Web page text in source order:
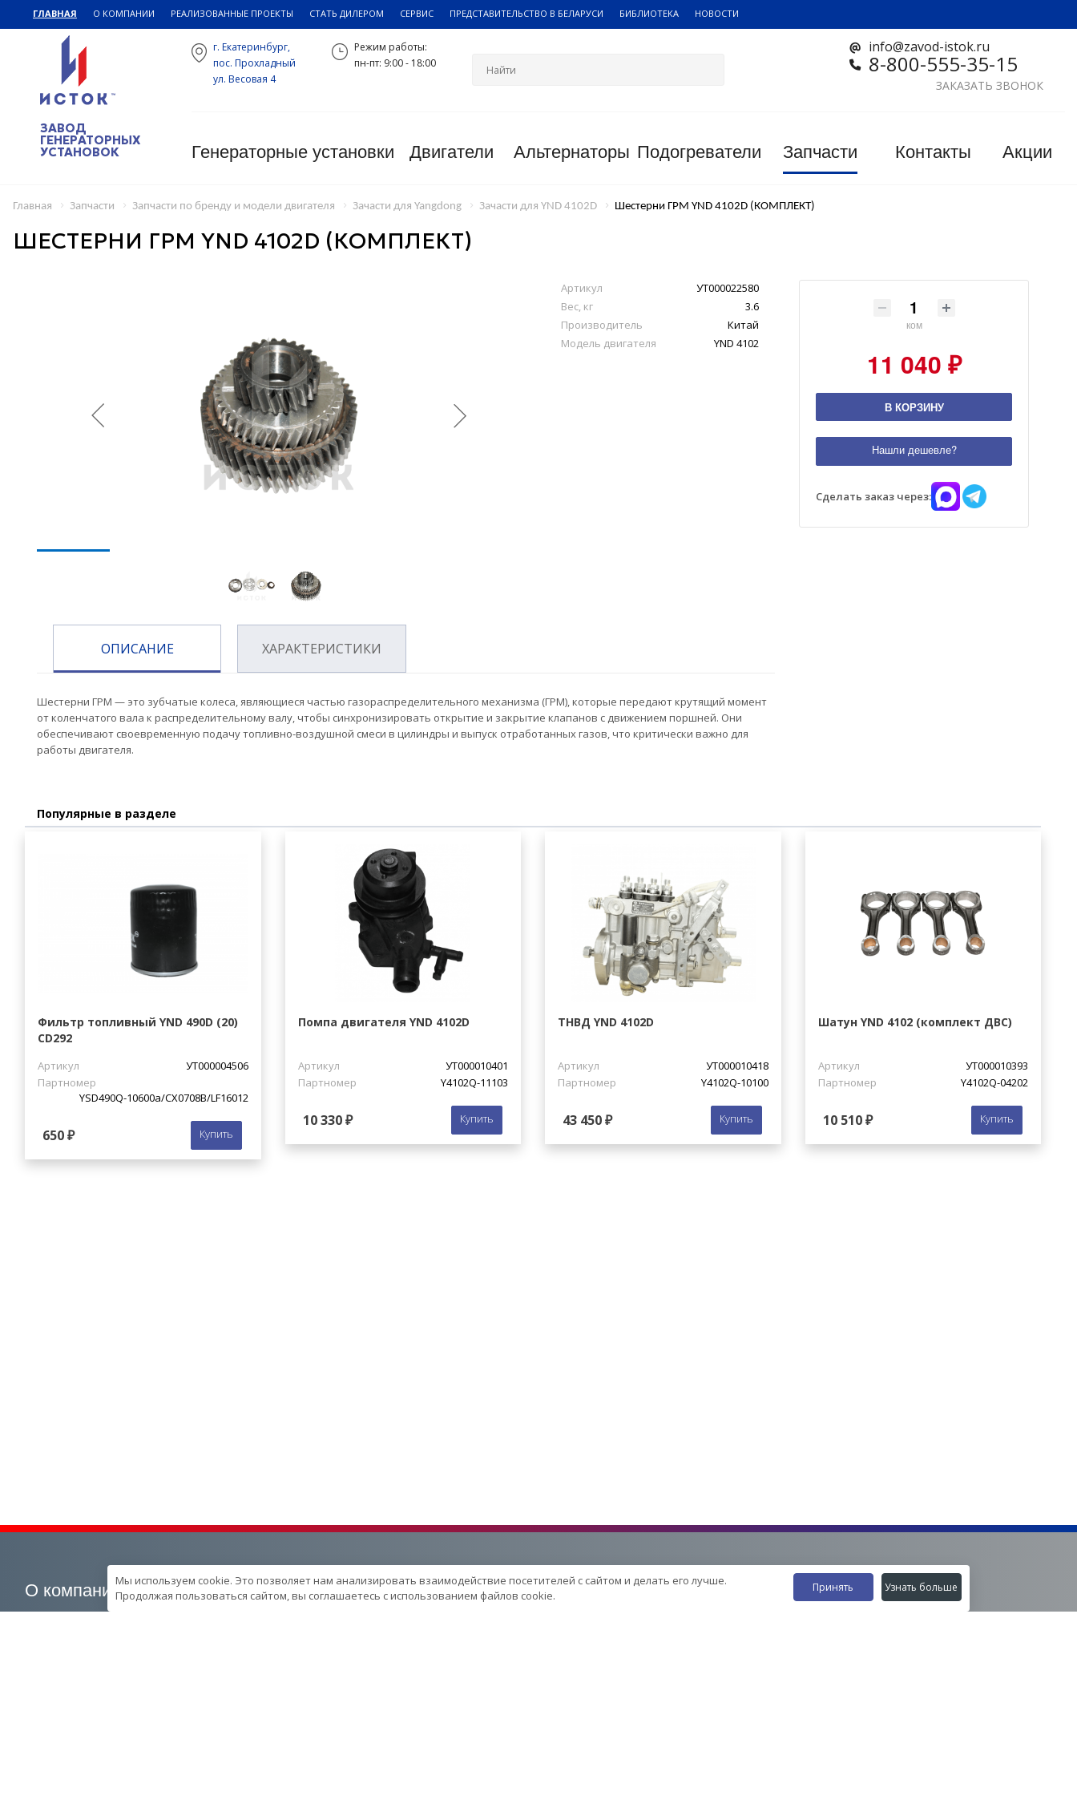
ГЛАВНАЯ О КОМПАНИИ РЕАЛИЗОВАННЫЕ ПРОЕКТЫ СТАТЬ ДИЛЕРОМ СЕРВИС ПРЕДСТАВИТЕЛЬСТВО В БЕЛАРУСИ БИБЛИОТЕКА НОВОСТИ
ЗАВОД
ГЕНЕРАТОРНЫХ
УСТАНОВОК
info@zavod-istok.ru
8-800-555-35-15
ЗАКАЗАТЬ ЗВОНОК
г. Екатеринбург,
пос. Прохладный
ул. Весовая 4
Режим работы:
пн-пт: 9:00 - 18:00
Генераторные установки Двигатели Альтернаторы Подогреватели Запчасти Контакты Акции
Главная Запчасти Запчасти по бренду и модели двигателя Зачасти для Yangdong Зачасти для YND 4102D Шестерни ГРМ YND 4102D (КОМПЛЕКТ)
ШЕСТЕРНИ ГРМ YND 4102D (КОМПЛЕКТ)
Артикул
УТ000022580
Вес, кг
3.6
Производитель
Китай
Модель двигателя
YND 4102
ком
11 040 ₽
В КОРЗИНУ
Нашли дешевле?
Сделать заказ через:
ОПИСАНИЕ ХАРАКТЕРИСТИКИ
Шестерни ГРМ — это зубчатые колеса, являющиеся частью газораспределительного механизма (ГРМ), которые передают крутящий момент
от коленчатого вала к распределительному валу, чтобы синхронизировать открытие и закрытие клапанов с движением поршней. Они
обеспечивают своевременную подачу топливно-воздушной смеси в цилиндры и выпуск отработанных газов, что критически важно для
работы двигателя.
Популярные в разделе
Фильтр топливный YND 490D (20)
CD292
Артикул
УТ000004506
Партномер
YSD490Q-10600a/СХ0708В/LF16012
650 ₽ Купить
Помпа двигателя YND 4102D
Артикул
УТ000010401
Партномер
Y4102Q-11103
10 330 ₽ Купить
ТНВД YND 4102D
Артикул
УТ000010418
Партномер
Y4102Q-10100
43 450 ₽ Купить
Шатун YND 4102 (комплект ДВС)
Артикул
УТ000010393
Партномер
Y4102Q-04202
10 510 ₽ Купить
О компании Наша продукция Услуги
Наши контакты
Мы используем cookie. Это позволяет нам анализировать взаимодействие посетителей с сайтом и делать его лучше.
Продолжая пользоваться сайтом, вы соглашаетесь с использованием файлов cookie.
Принять Узнать больше